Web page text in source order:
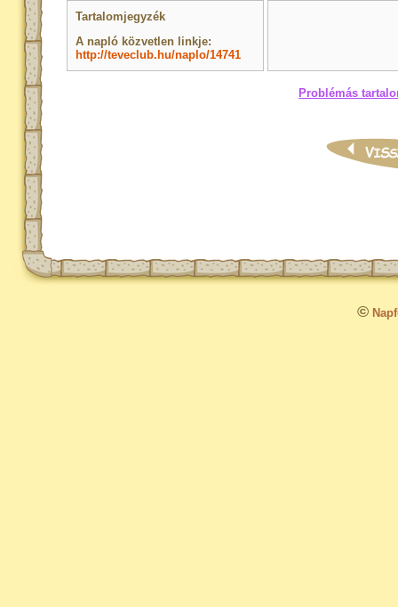
Tartalomjegyzék
A napló közvetlen linkje:
http://teveclub.hu/naplo/14741
Problémás
©